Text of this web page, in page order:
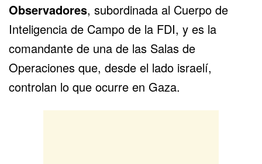
Observadores, subordinada al Cuerpo de
Inteligencia de Campo de la FDI, y es la
comandante de una de las Salas de
Operaciones que, desde el lado israelí,
controlan lo que ocurre en Gaza.